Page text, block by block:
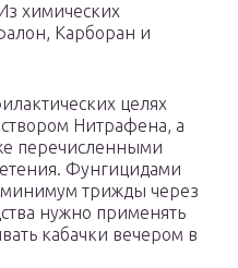
химических
Карборан и
целях
Нитрафена, а
перечисленными
Фунгицидами
трижды через
нужно применять
кабачки вечером в